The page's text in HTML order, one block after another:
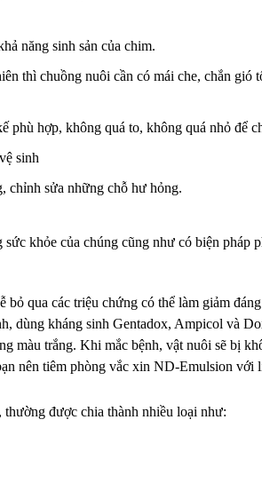
năng sinh sản của chim.
thì chuồng nuôi cần có mái che, chắn gió
hợp, không quá to, không quá nhỏ để
sinh
chỉnh sửa những chỗ hư hỏng.
khỏe của chúng cũng như có biện pháp
qua các triệu chứng có thể làm giảm
dùng kháng sinh Gentadox, Ampicol và
màu trắng. Khi mắc bệnh, vật nuôi sẽ bị
nên tiêm phòng vắc xin ND-Emulsion với
được chia thành nhiều loại như: